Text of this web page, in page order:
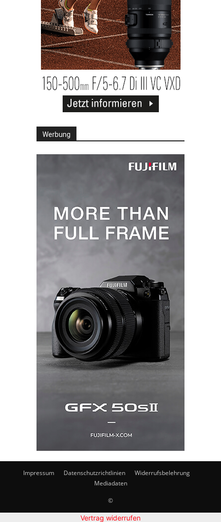
Werbung
Impressum Datenschutzrichtlinien
Widerrufsbelehrung
Mediadaten
©
Vertrag widerrufen